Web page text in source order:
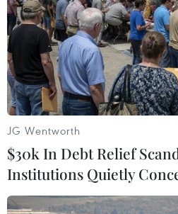
JG Wentworth
$30k In Debt Relief
Institutions Quietly